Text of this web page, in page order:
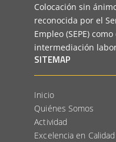
Colocación sin
reconocida por el
Empleo (SEPE)
intermediación
SITEMAP
Inicio
Quiénes Somos
Actividad
Excelencia en Calidad